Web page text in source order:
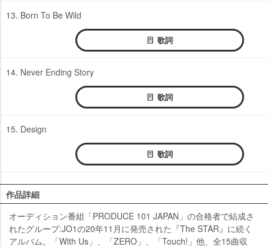
13. Born To Be Wild
歌詞
14. Never Ending Story
歌詞
15. Design
歌詞
作品詳細
オーディション番組「PRODUCE 101 JAPAN」の合格者で結成さ
れたグループ:JO1の20年11月に発売された『The STAR』に続く
アルバム。「With Us」、「ZERO」、「Touch!」他、全15曲収